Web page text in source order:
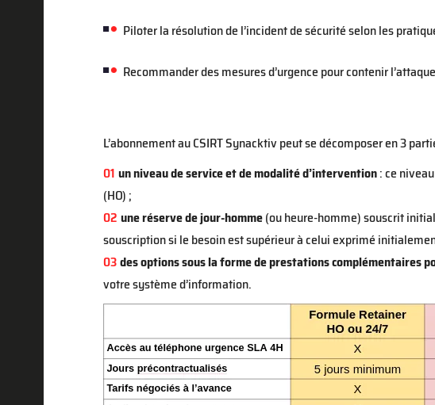
Piloter la résolution de l’incident de sécurité selon les
Recommander des mesures d’urgence pour contenir
L’abonnement au CSIRT Synacktiv peut se décomposer en 3
un niveau de service et de modalité d’intervention: ce
(HO) ;
une réserve de jour-homme(ou heure-homme) souscrit
souscription si le besoin est supérieur à celui exprimé
des options sous la forme de prestations complémentaires
votre système d’information.